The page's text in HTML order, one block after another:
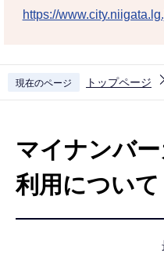
https://
現在のページ トップページ
マイナンバ
利用について